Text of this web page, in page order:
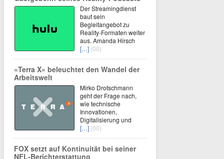
Der Streamingdienst
baut sein
Begleitangebot zu
Reality-Formaten weiter
aus. Amanda Hirsch
[…] (00)
«Terra X» beleuchtet den Wandel der
Arbeitswelt
Mirko Drotschmann
geht der Frage nach,
wie technische
Innovationen,
Digitalisierung und
[…] (00)
FOX setzt auf Kontinuität bei seiner
NFL-Berichterstattung